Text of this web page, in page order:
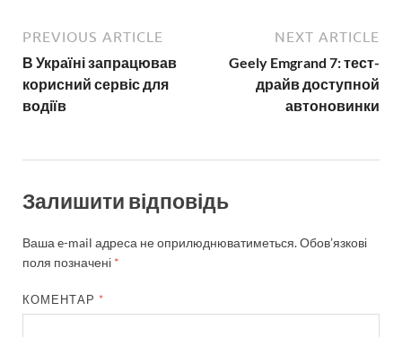
PREVIOUS ARTICLE
В Україні запрацював
корисний сервіс для
водіїв
NEXT ARTICLE
Geely Emgrand 7: тест-
драйв доступной
автоновинки
Залишити відповідь
Ваша e-mail адреса не оприлюднюватиметься.Обов’язкові
поля позначені *
КОМЕНТАР *